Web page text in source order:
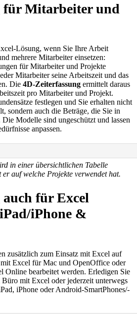
für Mitarbeiter und
Lösung, wenn Sie Ihre Arbeit
mehrere Mitarbeiter einsetzen:
für Mitarbeiter und Projekte
Mitarbeiter seine Arbeitszeit und das
Die 4D-Zeiterfassung ermittelt daraus
pro Mitarbeiter und Projekt.
festlegen und Sie erhalten nicht
sondern auch die Beträge, die Sie in
Modelle sind ungeschützt und lassen
anpassen.
in einer übersichtlichen Tabelle
er auf welche Projekte verwendet hat.
für Excel
iPhone &
zusätzlich zum Einsatz mit Excel auf
Excel für Mac und OpenOffice oder
Online bearbeitet werden. Erledigen Sie
mit Excel oder jederzeit unterwegs
iPhone oder Android-SmartPhones/-